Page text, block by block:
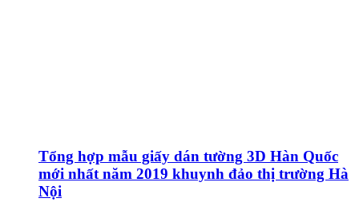
Tổng hợp mẫu giấy dán tường 3D Hàn Quốc
mới nhất năm 2019 khuynh đảo thị trường Hà
Nội